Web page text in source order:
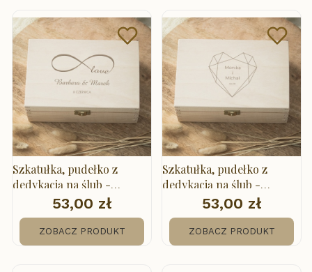
Szkatułka, pudełko z
dedykacją na ślub -
Nieskończoność
Cena
53,00 zł
ZOBACZ PRODUKT
Szkatułka, pudełko z
dedykacją na ślub -
geometryczne serce
Cena
53,00 zł
ZOBACZ PRODUKT